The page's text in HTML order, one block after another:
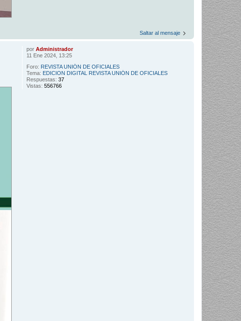
Saltar al mensaje
porAdministrador
11 Ene 2024, 13:25
Foro: REVISTA UNIÓN DE OFICIALES
Tema: EDICION DIGITAL REVISTA UNIÓN DE OFICIALES
Respuestas:37
Vistas:556766